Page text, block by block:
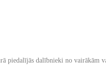
piedalījās dalībnieki no vairākām